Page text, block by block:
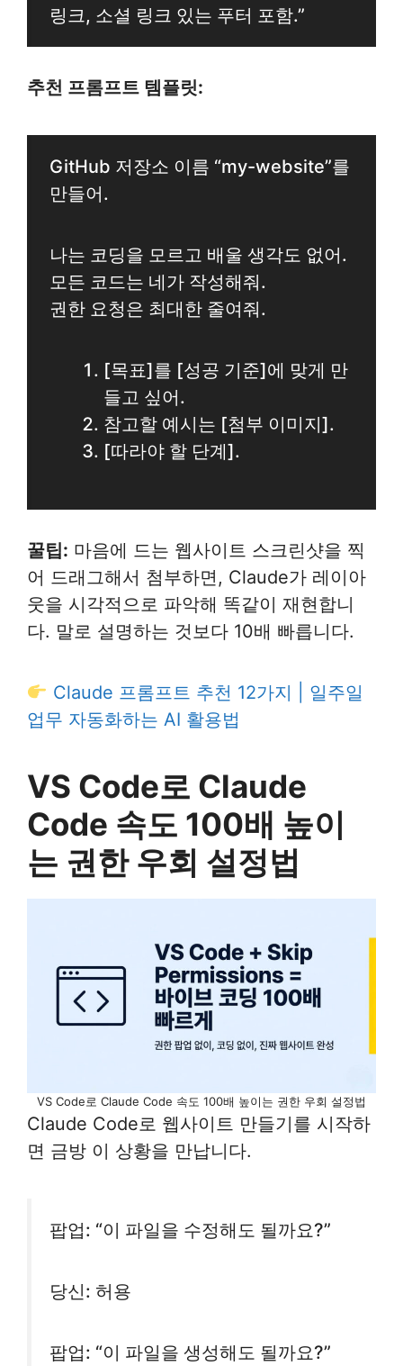
링크, 소셜 링크 있는 푸터 포함.”
추천 프롬프트 템플릿:
GitHub 저장소 이름 “my-website”를
만들어.
나는 코딩을 모르고 배울 생각도 없어.
모든 코드는 네가 작성해줘.
권한 요청은 최대한 줄여줘.
[목표]를 [성공 기준]에 맞게 만
들고 싶어.
참고할 예시는 [첨부 이미지].
[따라야 할 단계].
꿀팁: 마음에 드는 웹사이트 스크린샷을 찍
어 드래그해서 첨부하면, Claude가 레이아
웃을 시각적으로 파악해 똑같이 재현합니
다. 말로 설명하는 것보다 10배 빠릅니다.
Claude 프롬프트 추천 12가지 | 일주일
업무 자동화하는 AI 활용법
VS Code로 Claude
Code 속도 100배 높이
는 권한 우회 설정법
VS Code로 Claude Code 속도 100배 높이는 권한 우회 설정법
Claude Code로 웹사이트 만들기를 시작하
면 금방 이 상황을 만납니다.
팝업: “이 파일을 수정해도 될까요?”
당신: 허용
팝업: “이 파일을 생성해도 될까요?”